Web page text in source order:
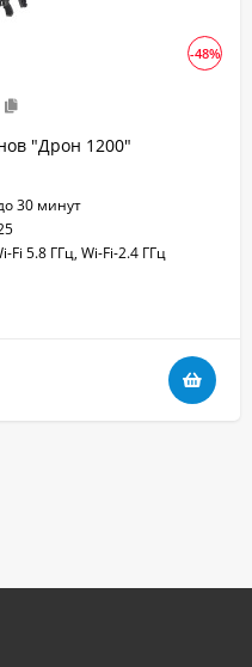
-48%
"Дрон 1200"
30 минут
Fi 5.8 ГГц, Wi-Fi-2.4 ГГц